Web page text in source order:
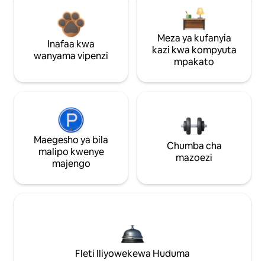
Inafaa kwa
wanyama vipenzi
Meza ya kufanyia
kazi kwa kompyuta
mpakato
Maegesho ya bila
malipo kwenye
majengo
Chumba cha
mazoezi
Fleti Iliyowekewa Huduma